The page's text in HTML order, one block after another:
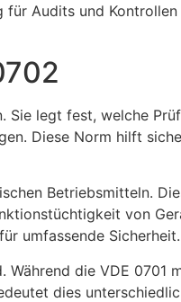
Audits und
legt fest, welche
Diese Norm hilft
Betriebsmitteln.
von
umfassende Sicherheit.
die VDE 0701
dies